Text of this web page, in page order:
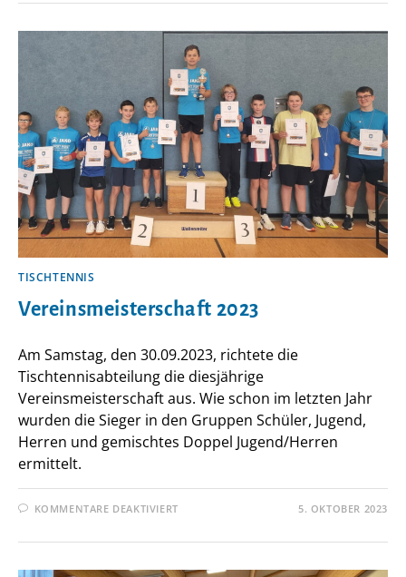
TISCHTENNIS
Vereinsmeisterschaft 2023
Am Samstag, den 30.09.2023, richtete die
Tischtennisabteilung die diesjährige
Vereinsmeisterschaft aus. Wie schon im letzten Jahr
wurden die Sieger in den Gruppen Schüler, Jugend,
Herren und gemischtes Doppel Jugend/Herren
ermittelt.
KOMMENTARE DEAKTIVIERTFÜR 5. OKTOBER 2023